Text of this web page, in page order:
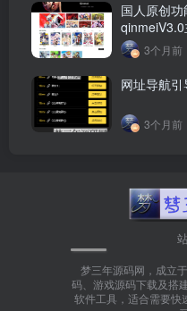
国人原创
qinmeiV3.0
3个月前
网址导航
3个月前
梦三年源码网，成立
码、游戏源码下载及搭
软件工具，适合需要快